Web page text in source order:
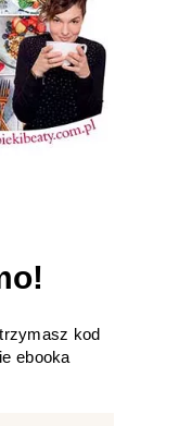
kod
ebooka